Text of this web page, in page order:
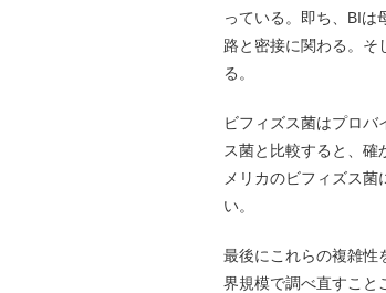
っている。即ち、BIは
路と密接に関わる。そ
る。
ビフィズス菌はプロ
ス菌と比較すると、
メリカのビフィズス
い。
最後にこれらの複雑性
界規模で調べ直すこと